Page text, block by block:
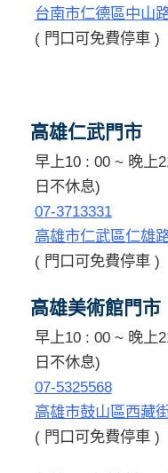
台南市仁德區中山
( 門口可免費停車 )
高雄仁武門市
早上10 : 00 ~ 晚上
日不休息)
07-3713331
高雄市仁武區仁雄
( 門口可免費停車 )
高雄美術館門市
早上10 : 00 ~ 晚上
日不休息)
07-5325568
高雄市鼓山區西藏
( 門口可免費停車 )